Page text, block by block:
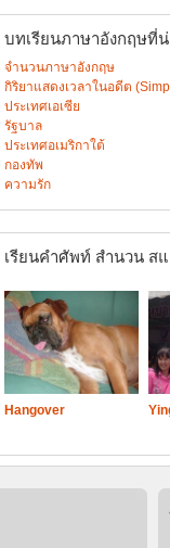
บทเรียนภาษาอังกฤษที่น่
จำนวนภาษาอังกฤษ
กิริยาแสดงเวลาในอดีต
ประเทศเอเซีย
รัฐบาล
ประเทศอเมริกาใต้
กองทัพ
ความรัก
เรียนคำศัพท์ สำนวน ส
Hangover